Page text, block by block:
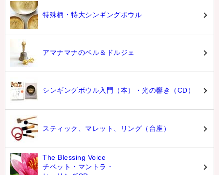
特殊柄・特大シンギングボウル
アマナマナのベル＆ドルジェ
シンギングボウル入門（本）・光の響き（CD）
スティック、マレット、リング（台座）
The Blessing Voice
チベット・マントラ・